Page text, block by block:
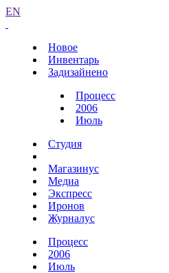
EN
Новое
Инвентарь
Задизайнено
Процесс
2006
Июль
Студия
Магазинус
Медиа
Экспресс
Иронов
Журналус
Процесс
2006
Июль